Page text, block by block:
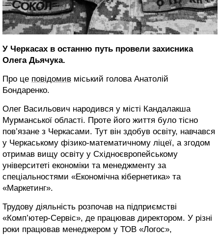
У Черкасах в останню путь провели захисника
Олега Дьячука.
Про це повідомив міський голова Анатолій
Бондаренко.
Олег Васильович народився у місті Кандалакша
Мурманської області. Проте його життя було тісно
пов’язане з Черкасами. Тут він здобув освіту, навчався
у Черкаському фізико-математичному ліцеї, а згодом
отримав вищу освіту у Східноєвропейському
університеті економіки та менеджменту за
спеціальностями «Економічна кібернетика» та
«Маркетинг».
Трудову діяльність розпочав на підприємстві
«Комп’ютер-Сервіс», де працював директором. У різні
роки працював менеджером у ТОВ «Логос»,